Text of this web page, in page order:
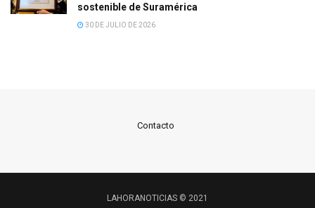
sostenible de Suramérica
30 DE JULIO DE 2026
Contacto
LAHORANOTICIAS © 2021